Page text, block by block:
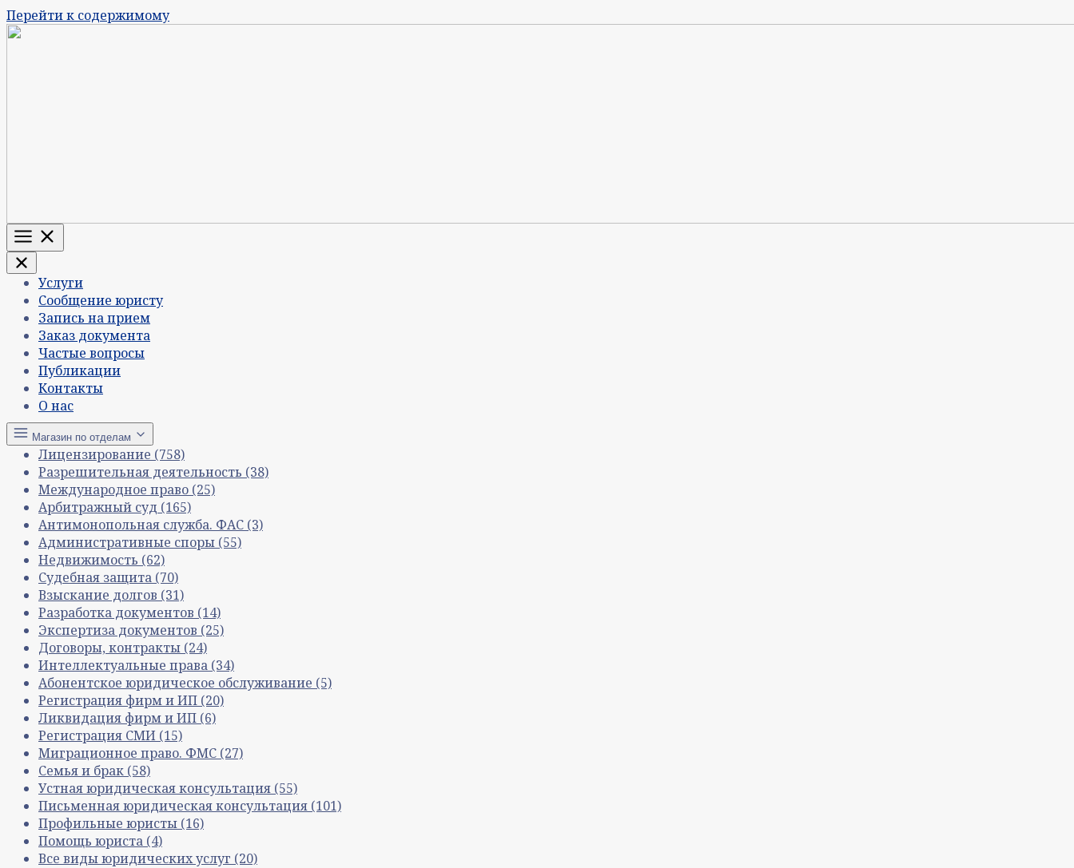
Перейти к содержимому
Меню
Услуги
Сообщение юристу
Запись на прием
Заказ документа
Частые вопросы
Публикации
Контакты
О нас
Магазин по отделам
Лицензирование (758)
Разрешительная деятельность (38)
Международное право (25)
Арбитражный суд (165)
Антимонопольная служба. ФАС (3)
Административные споры (55)
Недвижимость (62)
Судебная защита (70)
Взыскание долгов (31)
Разработка документов (14)
Экспертиза документов (25)
Договоры, контракты (24)
Интеллектуальные права (34)
Абонентское юридическое обслуживание (5)
Регистрация фирм и ИП (20)
Ликвидация фирм и ИП (6)
Регистрация СМИ (15)
Миграционное право. ФМС (27)
Семья и брак (58)
Устная юридическая консультация (55)
Письменная юридическая консультация (101)
Профильные юристы (16)
Помощь юриста (4)
Все виды юридических услуг (20)